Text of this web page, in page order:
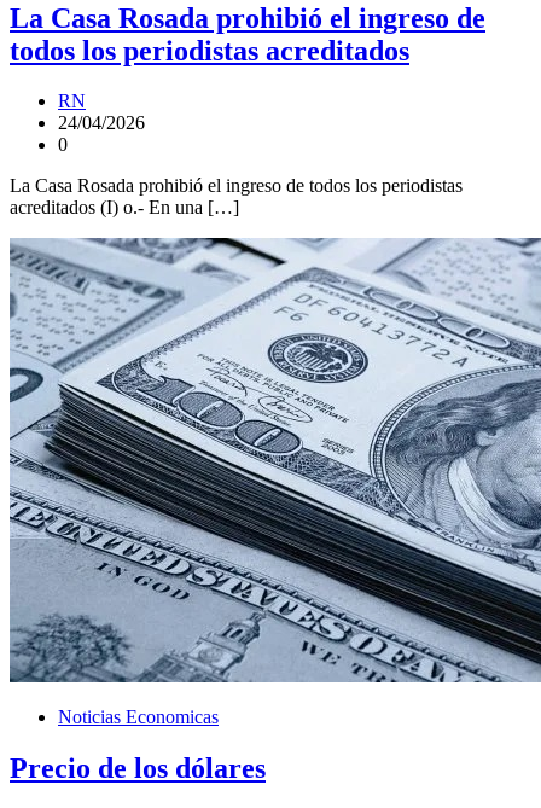
La Casa Rosada prohibió el ingreso de
todos los periodistas acreditados
RN
24/04/2026
0
La Casa Rosada prohibió el ingreso de todos los periodistas
acreditados (I) o.- En una […]
Noticias Economicas
Precio de los dólares